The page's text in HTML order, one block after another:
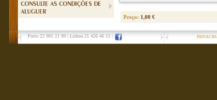
CONSULTE AS CONDIÇÕES DE
ALUGUER
Preço: 1,00 €
Porto 22 901 21 99 Lisboa 21 426 46 15